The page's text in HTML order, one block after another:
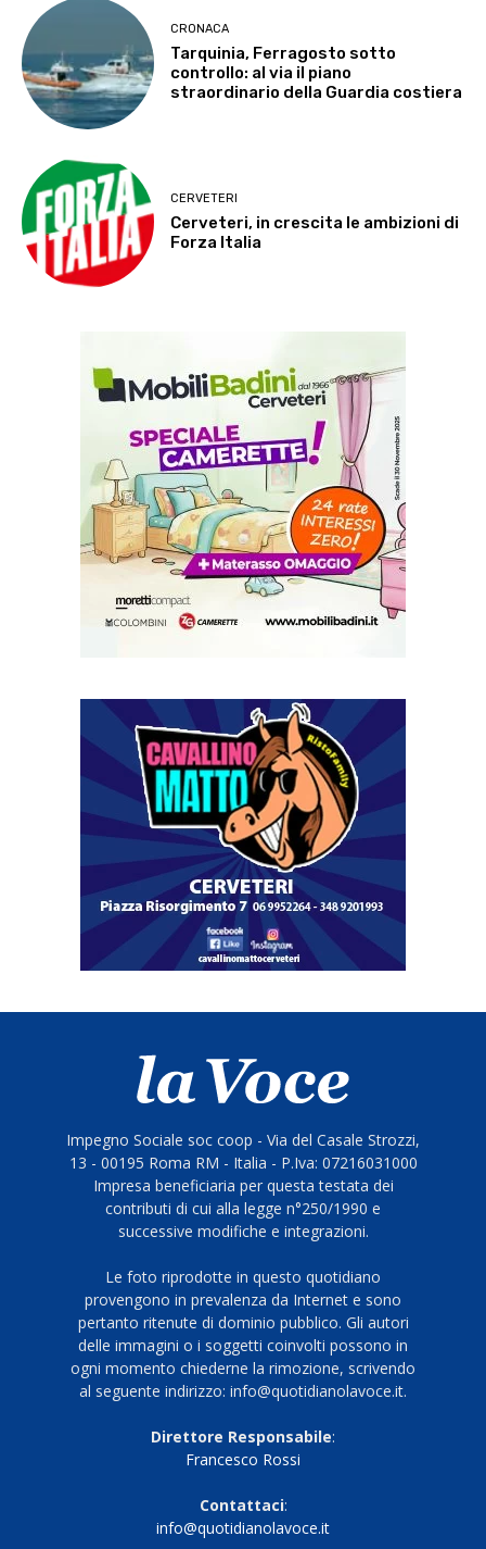
CRONACA
Tarquinia, Ferragosto sotto
controllo: al via il piano
straordinario della Guardia costiera
CERVETERI
Cerveteri, in crescita le ambizioni di
Forza Italia
Impegno Sociale soc coop - Via del Casale Strozzi,
13 - 00195 Roma RM - Italia - P.Iva: 07216031000
Impresa beneficiaria per questa testata dei
contributi di cui alla legge n°250/1990 e
successive modifiche e integrazioni.
Le foto riprodotte in questo quotidiano
provengono in prevalenza da Internet e sono
pertanto ritenute di dominio pubblico. Gli autori
delle immagini o i soggetti coinvolti possono in
ogni momento chiederne la rimozione, scrivendo
al seguente indirizzo: info@quotidianolavoce.it.
Direttore Responsabile:
Francesco Rossi
Contattaci:
info@quotidianolavoce.it